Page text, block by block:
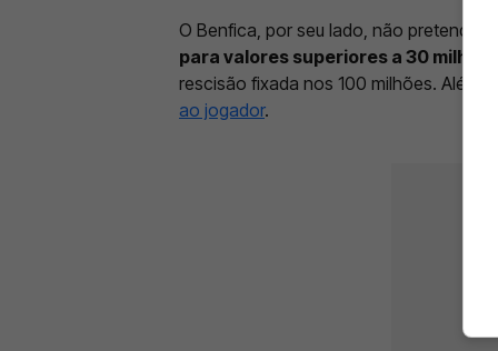
O Benfica, por seu lado, não pretende
para valores superiores a 30
rescisão fixada nos 100 milhões. Além
ao jogador.